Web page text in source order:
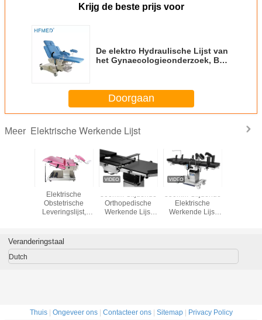
Krijg de beste prijs voor
De elektro Hydraulische Lijst van
het Gynaecologieonderzoek, Bed
Bevers
Doorgaan
Meer Elektrische Werkende Lijst
Elektrische
Obstetrische
Leveringslijst,
met Kleurrijke
Matras
300mm Glijdende
Orthopedische
Werkende Lijst
350mm Glijdende
Elektrische
Werkende Lijst
Veranderingstaal
Dutch
Thuis| Ongeveer ons| Contacteer ons| Sitemap| Privacy Policy